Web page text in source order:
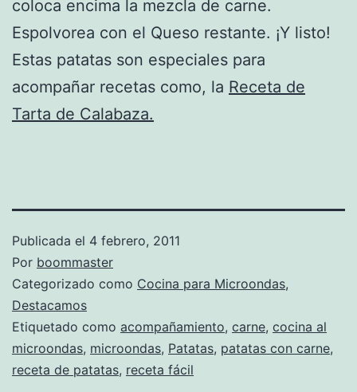
coloca encima la mezcla de carne.
Espolvorea con el Queso restante. ¡Y listo!
Estas patatas son especiales para
acompañar recetas como, la Receta de
Tarta de Calabaza.
Publicada el 4 febrero, 2011
Por boommaster
Categorizado como Cocina para Microondas,
Destacamos
Etiquetado como acompañamiento, carne, cocina al
microondas, microondas, Patatas, patatas con carne,
receta de patatas, receta fácil